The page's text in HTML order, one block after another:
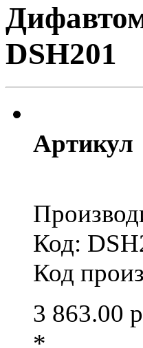
DSH201
Артикул
Код:
Код
3 863.00